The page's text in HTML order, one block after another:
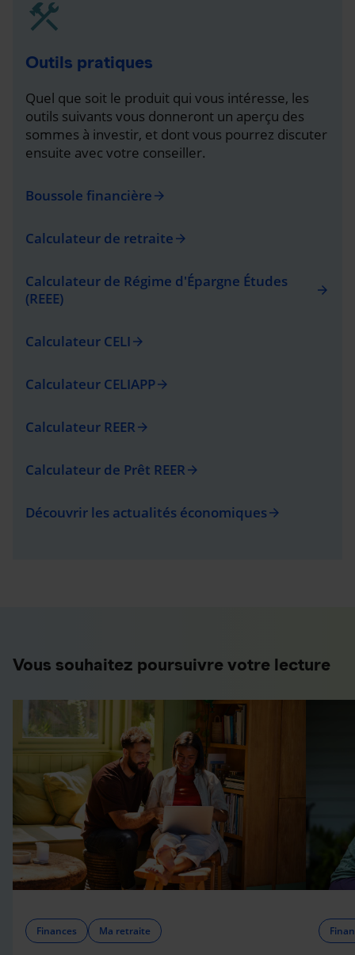
Outils pratiques
Quel que soit le produit qui vous intéresse, les
outils suivants vous donneront un aperçu des
sommes à investir, et dont vous pourrez discuter
ensuite avec votre conseiller.
Boussole financière arrow_forward
Calculateur de retraite arrow_forward
Calculateur de Régime d'Épargne Études
(REEE)
arrow_forward
Calculateur CELI arrow_forward
Calculateur CELIAPParrow_forward
Calculateur REER arrow_forward
Calculateur de Prêt REER arrow_forward
Découvrir les actualités économiquesarrow_forward
Vous souhaitez poursuivre votre lecture
Finances Ma retraite